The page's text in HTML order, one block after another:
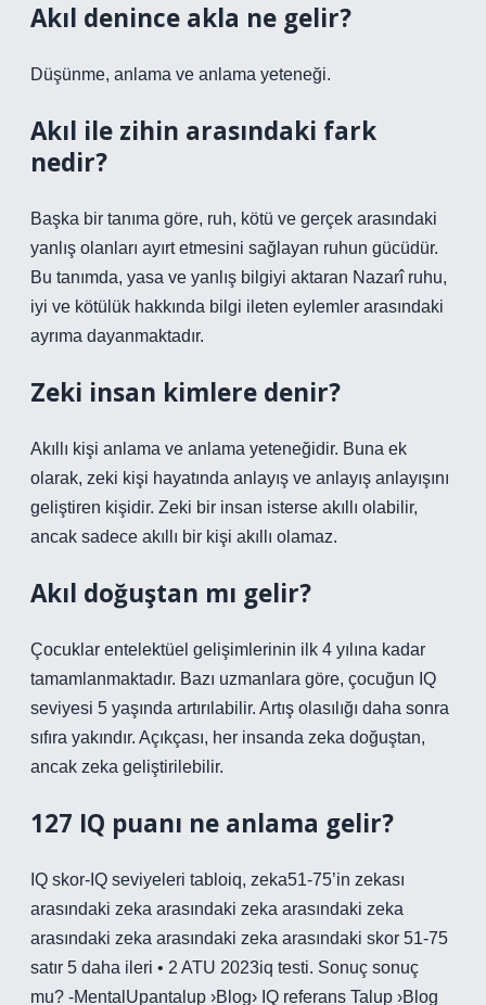
Akıl denince akla ne gelir?
Düşünme, anlama ve anlama yeteneği.
Akıl ile zihin arasındaki fark
nedir?
Başka bir tanıma göre, ruh, kötü ve gerçek arasındaki
yanlış olanları ayırt etmesini sağlayan ruhun gücüdür.
Bu tanımda, yasa ve yanlış bilgiyi aktaran Nazarî ruhu,
iyi ve kötülük hakkında bilgi ileten eylemler arasındaki
ayrıma dayanmaktadır.
Zeki insan kimlere denir?
Akıllı kişi anlama ve anlama yeteneğidir. Buna ek
olarak, zeki kişi hayatında anlayış ve anlayış anlayışını
geliştiren kişidir. Zeki bir insan isterse akıllı olabilir,
ancak sadece akıllı bir kişi akıllı olamaz.
Akıl doğuştan mı gelir?
Çocuklar entelektüel gelişimlerinin ilk 4 yılına kadar
tamamlanmaktadır. Bazı uzmanlara göre, çocuğun IQ
seviyesi 5 yaşında artırılabilir. Artış olasılığı daha sonra
sıfıra yakındır. Açıkçası, her insanda zeka doğuştan,
ancak zeka geliştirilebilir.
127 IQ puanı ne anlama gelir?
IQ skor-IQ seviyeleri tabloiq, zeka51-75’in zekası
arasındaki zeka arasındaki zeka arasındaki zeka
arasındaki zeka arasındaki zeka arasındaki skor 51-75
satır 5 daha ileri • 2 ATU 2023iq testi. Sonuç sonuç
mu? -MentalUpantalup ›Blog› IQ referans Talup ›Blog